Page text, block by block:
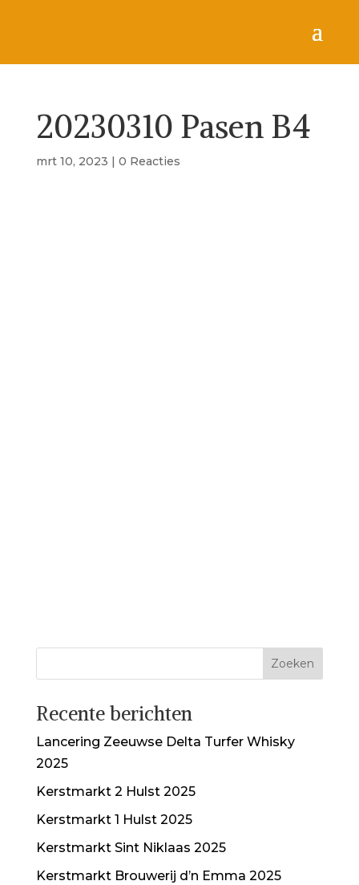
20230310 Pasen B4
mrt 10, 2023 | 0 Reacties
Recente berichten
Lancering Zeeuwse Delta Turfer Whisky
2025
Kerstmarkt 2 Hulst 2025
Kerstmarkt 1 Hulst 2025
Kerstmarkt Sint Niklaas 2025
Kerstmarkt Brouwerij d’n Emma 2025